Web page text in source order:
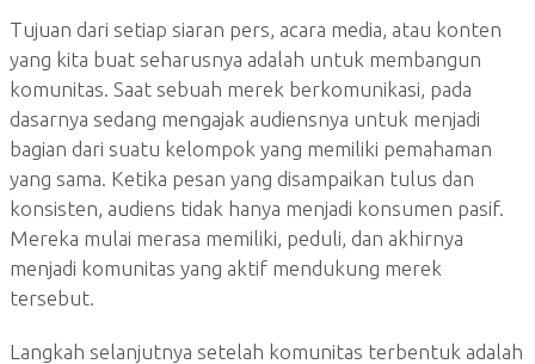
Tujuan dari setiap siaran pers, acara media, atau konten
yang kita buat seharusnya adalah untuk membangun
komunitas. Saat sebuah merek berkomunikasi, pada
dasarnya sedang mengajak audiensnya untuk menjadi
bagian dari suatu kelompok yang memiliki pemahaman
yang sama. Ketika pesan yang disampaikan tulus dan
konsisten, audiens tidak hanya menjadi konsumen pasif.
Mereka mulai merasa memiliki, peduli, dan akhirnya
menjadi komunitas yang aktif mendukung merek
tersebut.
Langkah selanjutnya setelah komunitas terbentuk adalah